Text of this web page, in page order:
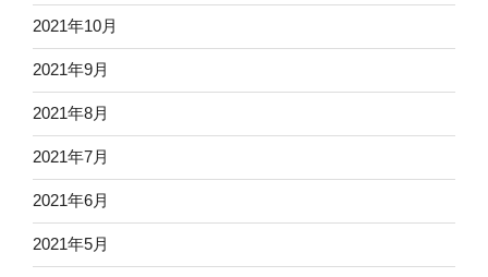
2021年10月
2021年9月
2021年8月
2021年7月
2021年6月
2021年5月